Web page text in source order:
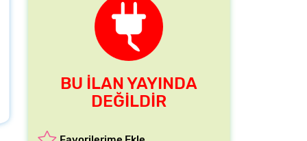
BU İLAN YAYINDA
DEĞİLDİR